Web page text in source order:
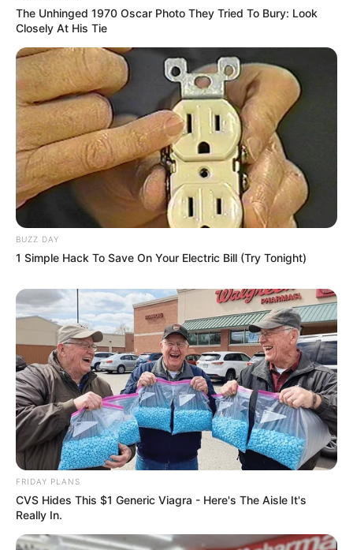
Szerző
More by Szerző
The Unhinged 1970 Oscar Photo They Tried To Bury: Look
Closely At His Tie
BUZZ DAY
1 Simple Hack To Save On Your Electric Bill (Try Tonight)
FRIDAY PLANS
CVS Hides This $1 Generic Viagra - Here's The Aisle It's
Really In.